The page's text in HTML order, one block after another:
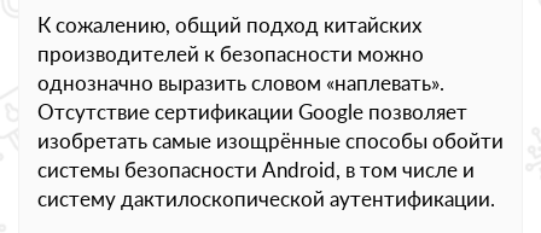
К сожалению, общий подход китайских
производителей к безопасности можно
однозначно выразить словом «наплевать».
Отсутствие сертификации Google позволяет
изобретать самые изощрённые способы обойти
системы безопасности Android, в том числе и
систему дактилоскопической аутентификации.